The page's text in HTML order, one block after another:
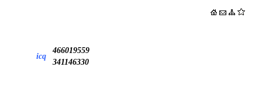
icq
466019559
341146330